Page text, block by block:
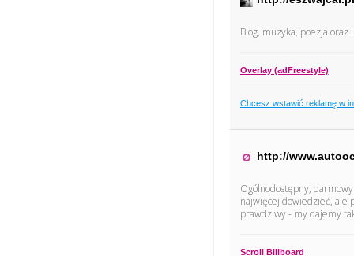
Blog, muzyka, poezja oraz
Overlay (adFreestyle)
Chcesz wstawić reklamę w
http://
Ogólnodostępny,
najwięcej dowiedzieć, ale
prawdziwy - my dajemy
Scroll Billboard